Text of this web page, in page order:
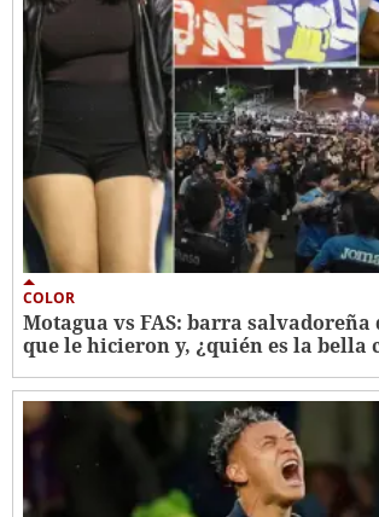
COLOR
Motagua vs FAS: barra
que le hicieron y, ¿quién es la bella